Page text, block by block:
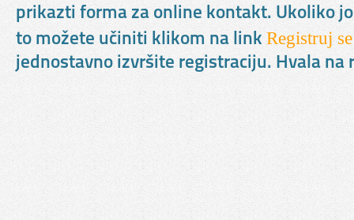
prikazti forma za online kontakt. Ukoliko
to možete učiniti klikom na linkRegistruj se
jednostavno izvršite registraciju. Hvala na